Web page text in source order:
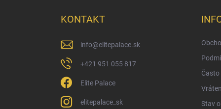
KONTAKT
info@elitepalace.sk
+421 951 055 817
Elite Palace
elitepalace_sk
Stav